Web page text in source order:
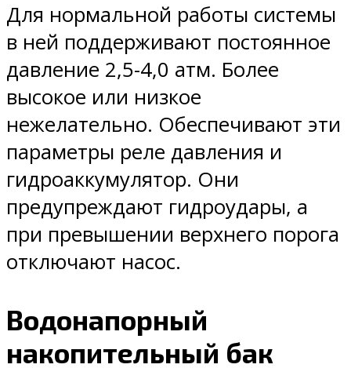
Для нормальной работы системы
в ней поддерживают постоянное
давление 2,5-4,0 атм. Более
высокое или низкое
нежелательно. Обеспечивают эти
параметры реле давления и
гидроаккумулятор. Они
предупреждают гидроудары, а
при превышении верхнего порога
отключают насос.
Водонапорный
накопительный бак